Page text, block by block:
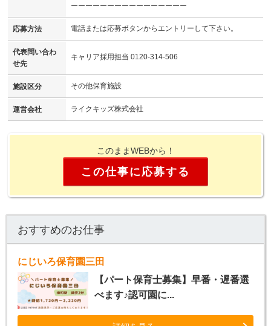
ーーーーーーーーーーーーーーーー
応募方法 電話または応募ボタンからエントリーして下さい。
代表問い合わ
せ先
キャリア採用担当 0120-314-506
施設区分 その他保育施設
運営会社 ライクキッズ株式会社
このままWEBから！
この仕事に応募する
おすすめのお仕事
にじいろ保育園三田
【パート保育士募集】早番・遅番選
べます♪認可園に...